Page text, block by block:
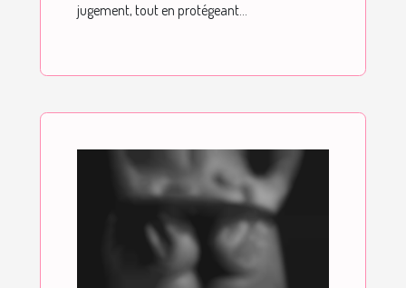
jugement, tout en protégeant...